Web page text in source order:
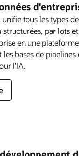
tous les types
structurées, par lots
en une
bases de pipelines
l'IA.